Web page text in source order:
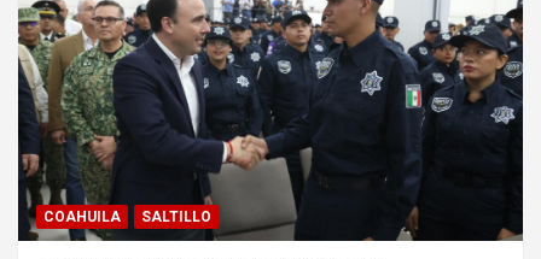
COAHUILA SALTILLO